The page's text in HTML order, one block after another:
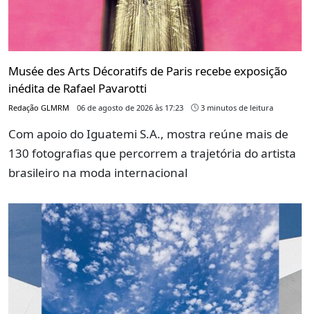
Musée des Arts Décoratifs de Paris recebe exposição
inédita de Rafael Pavarotti
Redação GLMRM 06 de agosto de 2026 às 17:23 3 minutos de leitura
Com apoio do Iguatemi S.A., mostra reúne mais de
130 fotografias que percorrem a trajetória do artista
brasileiro na moda internacional